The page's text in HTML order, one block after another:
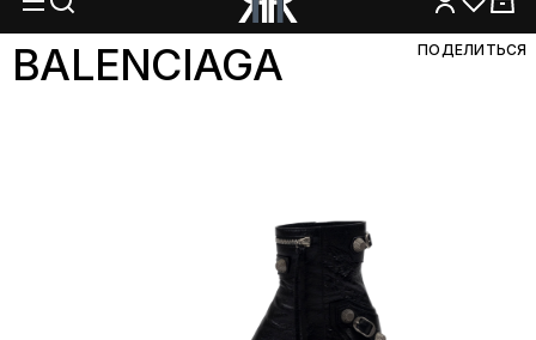
BALENCIAGA ПОДЕЛИТЬСЯ